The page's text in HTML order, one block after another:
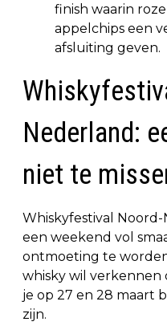
finish waarin
appelchips een
afsluiting geven.
Nederland:
niet te
Whiskyfestival
een weekend vol
ontmoeting te
whisky wil verkennen
je op 27 en 28 maart
zijn.